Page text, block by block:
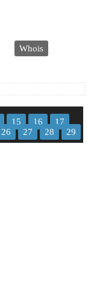
Whois
15 16
17
26 27 28
29